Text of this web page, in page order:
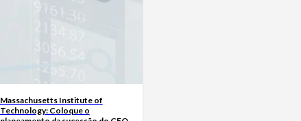
Massachusetts Institute of
Technology: Coloque o